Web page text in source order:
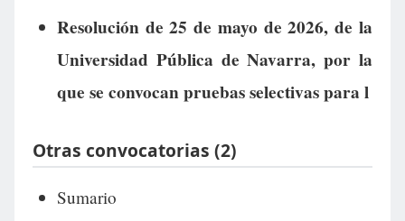
Resolución de 25 de mayo de 2026, de la
Universidad Pública de Navarra, por la
que se convocan pruebas selectivas para l
Otras convocatorias (2)
Sumario